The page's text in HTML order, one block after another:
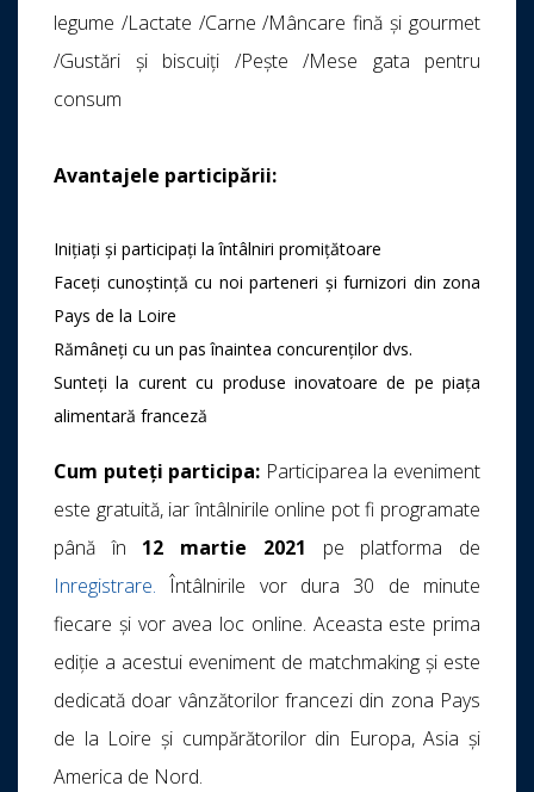
legume /Lactate /Carne /Mâncare fină și gourmet
/Gustări și biscuiți /Peşte /Mese gata pentru
consum
Avantajele participării:
Inițiați și participați la întâlniri promițătoare
Faceți cunoștință cu noi parteneri și furnizori din zona
Pays de la Loire
Rămâneți cu un pas înaintea concurenților dvs.
Sunteți la curent cu produse inovatoare de pe piața
alimentară franceză
Cum puteți participa: Participarea la eveniment
este gratuită, iar întâlnirile online pot fi programate
până în 12 martie 2021 pe platforma de
Inregistrare. Întâlnirile vor dura 30 de minute
fiecare și vor avea loc online. Aceasta este prima
ediție a acestui eveniment de matchmaking și este
dedicată doar vânzătorilor francezi din zona Pays
de la Loire și cumpărătorilor din Europa, Asia și
America de Nord.